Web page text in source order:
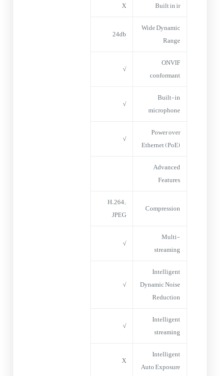
Built in ir
X
Wide Dynamic
Range
24db
ONVIF
conformant
√
Built-in
microphone
√
Power over
Ethernet (PoE)
√
Advanced
Features
Compression
;H.264;
JPEG
Multi-
streaming
√
Intelligent
Dynamic Noise
Reduction
√
Intelligent
streaming
√
Intelligent
Auto Exposure
X